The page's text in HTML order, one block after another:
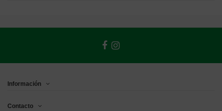
Información
Contacto